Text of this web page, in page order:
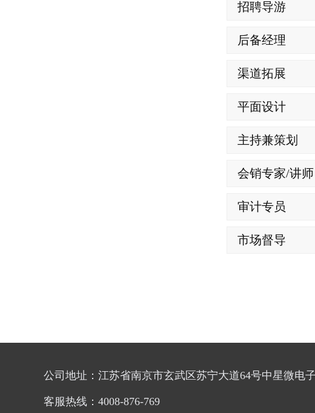
招聘导游
后备经理
渠道拓展
平面设计
主持兼策划
会销专家/讲师
审计专员
市场督导
公司地址：江苏省南京市玄武区苏宁大道64号中星微电
客服热线：4008-876-769